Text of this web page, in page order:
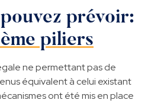
prévoir:
piliers
ne permettant pas de
équivalent à celui existant
ont été mis en place